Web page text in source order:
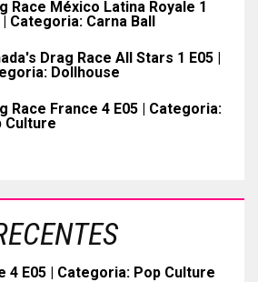
Race México Latina Royale 1
| Categoria: Carna Ball
Drag Race All Stars 1 E05 |
Dollhouse
Race France 4 E05 | Categoria:
Culture
4 E05 | Categoria: Pop Culture